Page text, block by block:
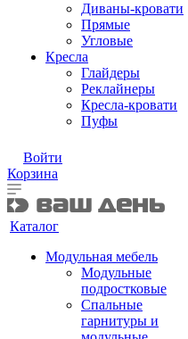
Диваны-кровати
Прямые
Угловые
Кресла
Глайдеры
Реклайнеры
Кресла-кровати
Пуфы
Войти
Корзина
Каталог
Модульная мебель
Модульные
подростковые
Спальные
гарнитуры и